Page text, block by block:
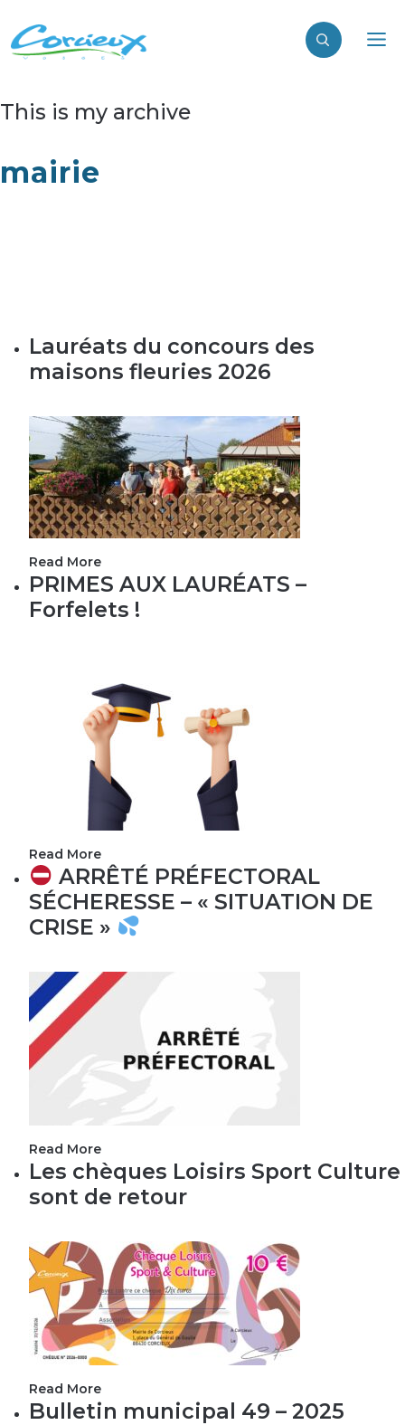
This is my archive
mairie
Lauréats du concours des
maisons fleuries 2026
Read More
PRIMES AUX LAURÉATS –
Forfelets !
Read More
ARRÊTÉ PRÉFECTORAL
SÉCHERESSE – « SITUATION DE
CRISE »
Read More
Les chèques Loisirs Sport Culture
sont de retour
Read More
Bulletin municipal 49 – 2025